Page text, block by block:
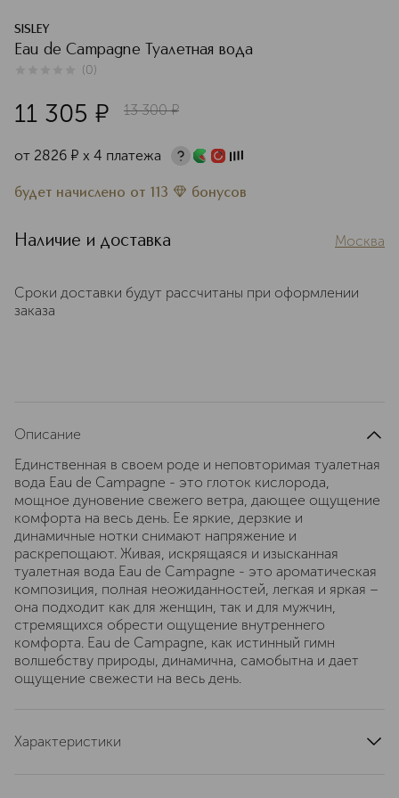
SISLEY
Eau de Campagne Туалетная вода
(0)
11 305 ¤ 13 300 ¤
от 2826 ¤ х 4 платежа
будет начислено от 113 бонусов
Наличие и доставка Москва
Сроки доставки будут рассчитаны при оформлении
заказа
Описание
Единственная в своем роде и неповторимая туалетная
вода Eau de Campagne - это глоток кислорода,
мощное дуновение свежего ветра, дающее ощущение
комфорта на весь день. Ее яркие, дерзкие и
динамичные нотки снимают напряжение и
раскрепощают. Живая, искрящаяся и изысканная
туалетная вода Eau de Campagne - это ароматическая
композиция, полная неожиданностей, легкая и яркая –
она подходит как для женщин, так и для мужчин,
стремящихся обрести ощущение внутреннего
комфорта. Eau de Campagne, как истинный гимн
волшебству природы, динамична, самобытна и дает
ощущение свежести на весь день.
Характеристики